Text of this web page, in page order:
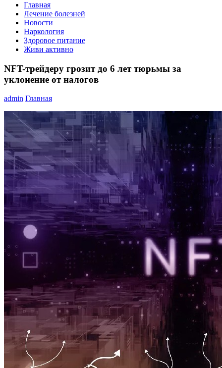
Главная
Лечение болезней
Новости
Наркология
Здоровое питание
Живи активно
NFT-трейдеру грозит до 6 лет тюрьмы за
уклонение от налогов
admin Главная